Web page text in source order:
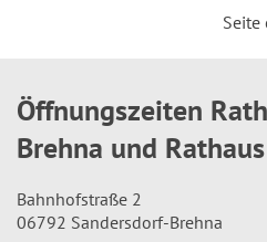
Seite
Öffnungszeiten
Brehna und
Bahnhofstraße 2
06792 Sandersdorf-Brehna